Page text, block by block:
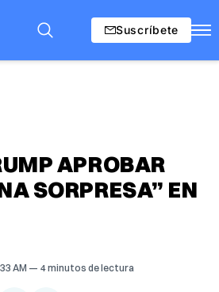
Suscríbete
APROBAR
SORPRESA” EN
AM 4 minutos de lectura